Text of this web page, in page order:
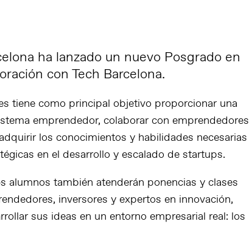
ha lanzado un nuevo Posgrado en
con Tech Barcelona.
tiene como principal objetivo proporcionar una
emprendedor, colaborar con emprendedores
los conocimientos y habilidades necesarias
en el desarrollo y escalado de startups.
alumnos también atenderán ponencias y clases
inversores y expertos en innovación,
sus ideas en un entorno empresarial real: los